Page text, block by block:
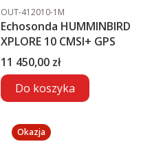
Kod produktu
OUT-412010-1M
Echosonda HUMMINBIRD
XPLORE 10 CMSI+ GPS
Cena
11 450,00 zł
Do koszyka
Okazja